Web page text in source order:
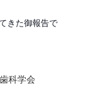
きた御報告で
科学会